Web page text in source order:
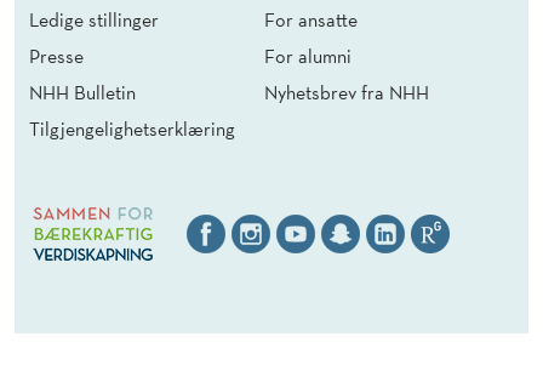
Ledige stillinger
Presse
NHH Bulletin
Tilgjengelighetserklæring
For ansatte
For alumni
Nyhetsbrev fra NHH